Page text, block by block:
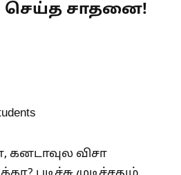
செய்த சாதனை!
விசா